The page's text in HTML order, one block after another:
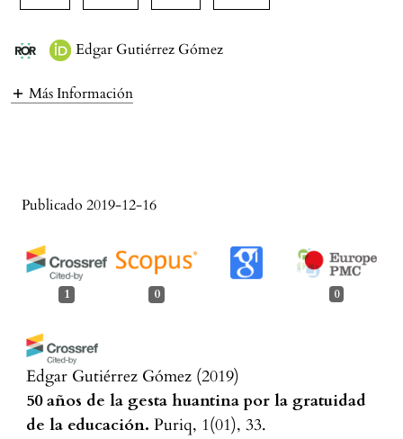
Edgar Gutiérrez Gómez
Más Información
Publicado 2019-12-16
1 0 0
Edgar Gutiérrez Gómez (2019)
50 años de la gesta huantina por la gratuidad
de la educación. Puriq, 1(01), 33.